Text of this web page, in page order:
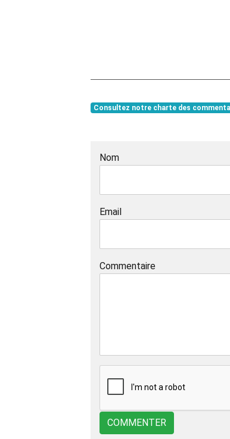
Consultez notre charte des
Nom
Email
Commentaire
COMMENTER